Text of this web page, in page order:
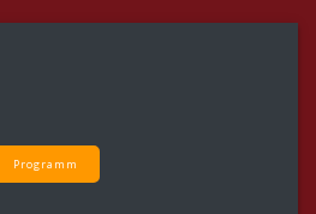
Programm